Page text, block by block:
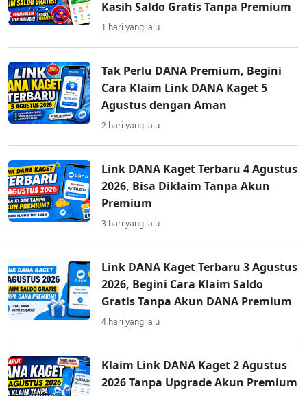
Kasih Saldo Gratis Tanpa Premium
1 hari yang lalu
Tak Perlu DANA Premium, Begini
Cara Klaim Link DANA Kaget 5
Agustus dengan Aman
2 hari yang lalu
Link DANA Kaget Terbaru 4 Agustus
2026, Bisa Diklaim Tanpa Akun
Premium
3 hari yang lalu
Link DANA Kaget Terbaru 3 Agustus
2026, Begini Cara Klaim Saldo
Gratis Tanpa Akun DANA Premium
4 hari yang lalu
Klaim Link DANA Kaget 2 Agustus
2026 Tanpa Upgrade Akun Premium